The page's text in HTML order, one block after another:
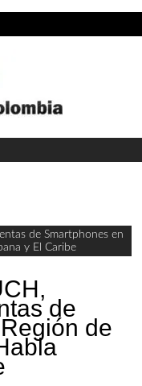
de Smartphones en
y El Caribe
de
de